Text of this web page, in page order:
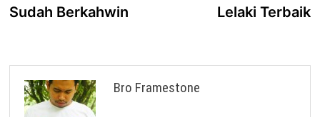
Sudah Berkahwin
Lelaki Terbaik
Bro Framestone